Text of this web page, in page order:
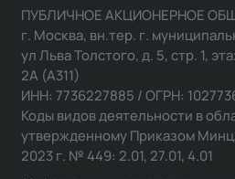
ПУБЛИЧНОЕ АКЦИОНЕРНОЕ
г. Москва, вн.тер. г.
ул Льва Толстого, д. 5, стр. 1,
2А (А311)
ИНН: 7736227885 / ОГРН:
Коды видов деятельности в
утвержденному Приказом
2023 г. № 449: 2.01, 27.01, 4.01